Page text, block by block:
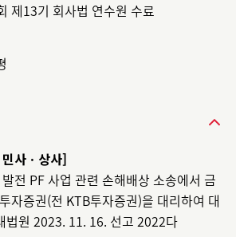
제13기 회사법 연수원 수료
사ㆍ상사]
전 PF 사업 관련 손해배상 소송에서 금
자증권(전 KTB투자증권)을 대리하여 대
법원 2023. 11. 16. 선고 2022다